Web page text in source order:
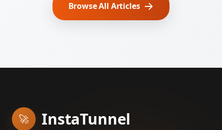
Browse All Articles
🚀 InstaTunnel